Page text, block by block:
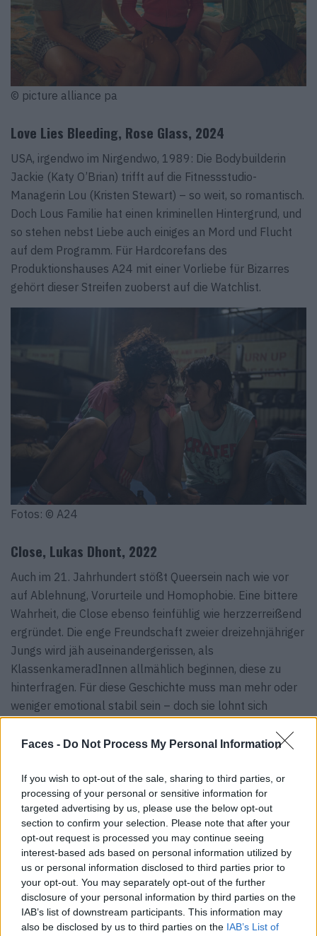
Faces - Do Not Process My Personal Information
If you wish to opt-out of the sale, sharing to third parties, or
processing of your personal or sensitive information for
targeted advertising by us, please use the below opt-out
section to confirm your selection. Please note that after your
opt-out request is processed you may continue seeing
interest-based ads based on personal information utilized by
us or personal information disclosed to third parties prior to
your opt-out. You may separately opt-out of the further
disclosure of your personal information by third parties on the
IAB’s list of downstream participants. This information may
also be disclosed by us to third parties on the IAB’s List of
© picture alliance pa
Love Lies Bleeding, Rose Glass, 2024
USA, irgendwo im Nirgendwo, 1989: Die Bodybuilderin
Jackie (Katy O’Brian) trifft auf die Fitnessstudio-
Managerin Lou (Kristen Stewart) – so weit, so romantisch.
Doch Lous Familie hat einen kriminellen Hintergrund, und
so stehen nebst Liebe auch einiges an Mord und Flucht
auf dem Programm. Für Hardcorefans des
Produktionshauses A24 mit einer Vorliebe für Bizarres
gehört dieser Streifen zuoberst auf die Watchlist.
Fotos: © A24
Close, Lukas Dhont, 2022
Auch im 21. Jahrhundert stößt Queersein nach wie vor
auf Ablehnung, Vorurteile und Homophobie. Eine bittere
Wahrheit, die Close ebenso feinfühlig wie herzzerreißend
ergründet. Die enge Freundschaft zweier dreizehnjähriger
Jungs wird jäh auseinandergerissen, als
KlassenkameradInnen allmählich beginnen, diese zu
hinterfragen. Für diese Geschichte muss man mehr oder
weniger emotional stabil sein – doch sie lohnt sich